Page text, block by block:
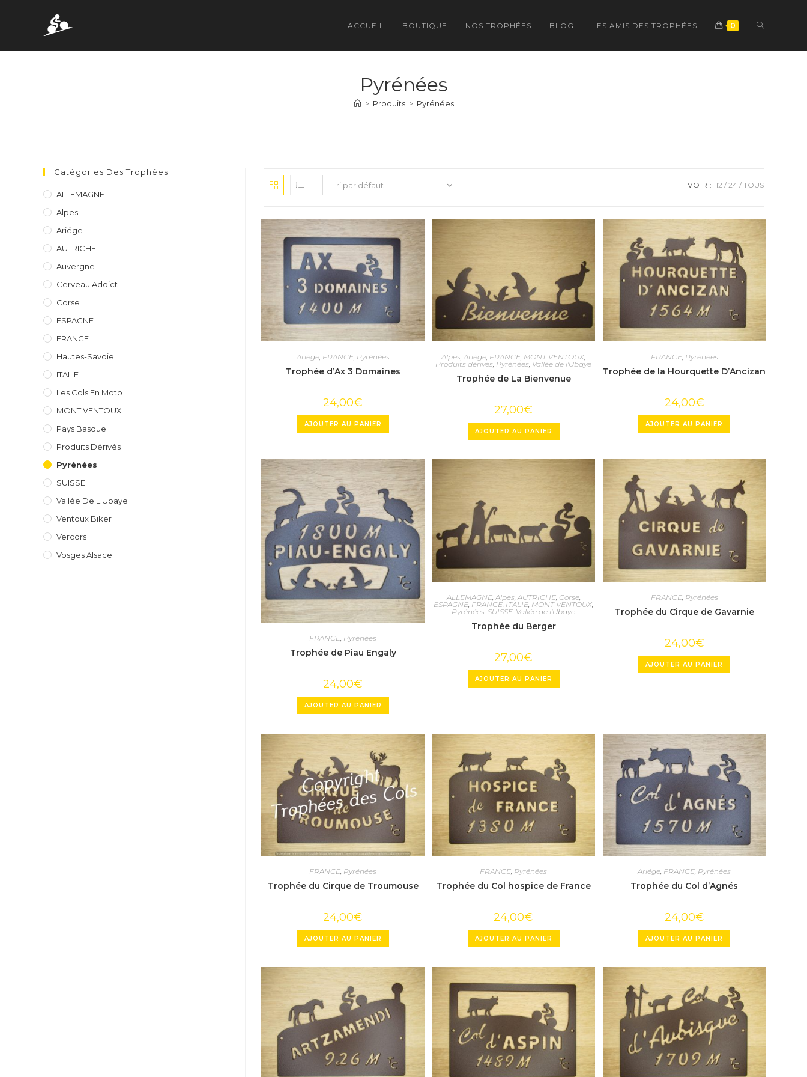
ACCUEIL BOUTIQUE NOS TROPHÉES BLOG LES AMIS DES TROPHÉES 0 TOGGLE
Pyrénées
> Produits > Pyrénées
Tri par défaut VOIR : 12 24 TOUS
Ariége, FRANCE, Pyrénées
Trophée d’Ax 3 Domaines
24,00€
AJOUTER AU PANIER
Alpes ,Ariége FRANCE MONT VENTOUX
Produits dérivés Pyrénées Vallée de l'Ubaye
Trophée de La Bienvenue
27,00€
AJOUTER AU PANIER
FRANCE, Pyrénées
Trophée de la Hourquette D’Ancizan
24,00€
AJOUTER AU PANIER
FRANCE, Pyrénées
Trophée de Piau Engaly
24,00€
AJOUTER AU PANIER
ALLEMAGNE, Alpes, AUTRICHE, Corse,
ESPAGNE, FRANCE, ITALIE, MONT VENTOUX,
Pyrénées,SUISSE, Vallée de l'Ubaye
Trophée du Berger
27,00€
AJOUTER AU PANIER
FRANCE, Pyrénées
Trophée du Cirque de Gavarnie
24,00€
AJOUTER AU PANIER
FRANCE, Pyrénées
Trophée du Cirque de Troumouse
24,00€
AJOUTER AU PANIER
FRANCE, Pyrénées
Trophée du Col hospice de France
24,00€
AJOUTER AU PANIER
Ariége, FRANCE, Pyrénées
Trophée du Col d’Agnés
24,00€
AJOUTER AU PANIER
Catégories Des Trophées
ALLEMAGNE
Alpes
Ariége
AUTRICHE
Auvergne
Cerveau Addict
Corse
ESPAGNE
FRANCE
Hautes-Savoie
ITALIE
Les Cols En Moto
MONT VENTOUX
Pays Basque
Produits Dérivés
Pyrénées
SUISSE
Vallée De L'Ubaye
Ventoux Biker
Vercors
Vosges Alsace